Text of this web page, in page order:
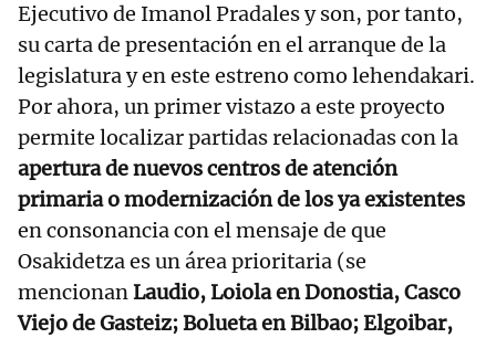
Ejecutivo de Imanol Pradales y son, por tanto,
su carta de presentación en el arranque de la
legislatura y en este estreno como lehendakari.
Por ahora, un primer vistazo a este proyecto
permite localizar partidas relacionadas con la
apertura de nuevos centros de atención
primaria o modernización de los ya existentes
en consonancia con el mensaje de que
Osakidetza es un área prioritaria (se
mencionanLaudio, Loiola en Donostia, Casco
Viejo de Gasteiz; Bolueta en Bilbao; Elgoibar,